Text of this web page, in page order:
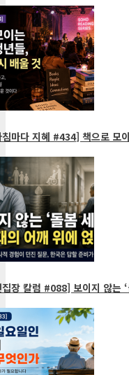
마다 지혜 #434] 책으로 모
장 칼럼 #088] 보이지 않는 ‘